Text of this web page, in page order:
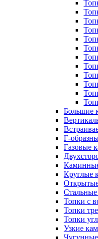
Большие
Г-
Газовые
Круглые
Топки с
Топки
Топки
Узкие